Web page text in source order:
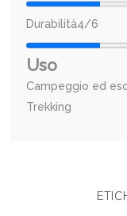
Durabilità4/6
Uso
Campeggio ed
Trekking